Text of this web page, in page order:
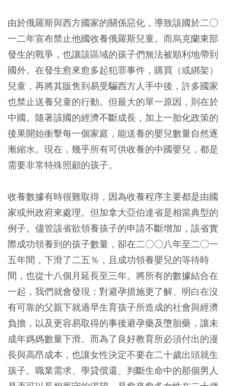
由於俄羅斯與西方國家的關係惡化，導致該國於二○
一二年宣布禁止他國收養俄羅斯兒童。而烏克蘭東部
發生的戰爭，也讓該區域的孩子們無法被順利地帶到
國外。在發生愈來愈多起犯罪事件，購買（或綁架）
兒童，再將其販售到易受騙西方人手中後，許多國家
也禁止送養兒童的行動。但最大的單一原因，則在於
中國。隨著該國的經濟不斷成長，加上一胎化政策的
後果開始衝擊每一個家庭，能送養的嬰兒數量自然逐
漸縮水。現在，幾乎所有可供收養的中國嬰兒，都是
需要非常特殊照顧的孩子。
收養數據有時很難取得，因為收養程序主要都是由國
家或州政府來處理。但加拿大亞伯達省是相當典型的
例子。儘管該省欲領養孩子的申請不斷增加，該省實
際成功領養到的孩子數量，卻在二○○八年至二○一
五年間，下滑了二五％，且成功領養嬰兒的等待時
間，也從十八個月延長至三年。將所有的數據結合在
一起，我們就會發現：對避孕措施更了解、明白在沒
有可靠的父親下就過早生育孩子所造成的社會與經濟
負擔，以及更容易取得的事後避孕藥及墮胎藥，讓未
成年媽媽數量下滑。而為了良好教育所必須付出的漫
長與高昂成本，也讓女性決定不要在二十歲出頭就生
孩子。職業需求、學貸償還、判斷生命中的那個男人